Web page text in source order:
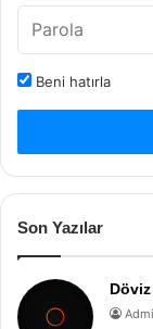
Beni hatırla
Son Yazılar